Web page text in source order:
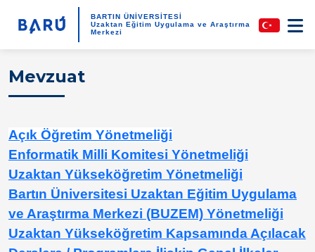
BARTIN ÜNİVERSİTESİ
Uzaktan Eğitim Uygulama ve Araştırma
Merkezi
Mevzuat
Açık Öğretim Yönetmeliği
Enformatik Milli Komitesi Yönetmeliği
Uzaktan Yükseköğretim Yönetmeliği
Bartın Üniversitesi Uzaktan Eğitim Uygulama
ve Araştırma Merkezi (BUZEM) Yönetmeliği
Uzaktan Yükseköğretim Kapsamında Açılacak